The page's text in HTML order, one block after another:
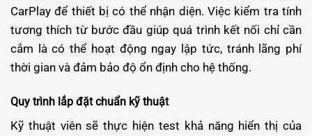
CarPlay để thiết bị có thể nhận diện. Việc kiểm tra tính
tương thích từ bước đầu giúp quá trình kết nối chỉ cần
cắm là có thể hoạt động ngay lập tức, tránh lãng phí
thời gian và đảm bảo độ ổn định cho hệ thống.
Quy trình lắp đặt chuẩn kỹ thuật
Kỹ thuật viên sẽ thực hiện test khả năng hiển thị của